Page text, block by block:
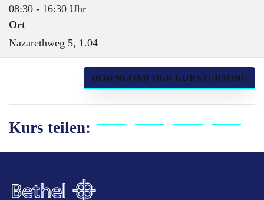
08:30 - 16:30 Uhr
Ort
Nazarethweg 5, 1.04
DOWNLOAD DER KURSTERMINE
Kurs teilen: